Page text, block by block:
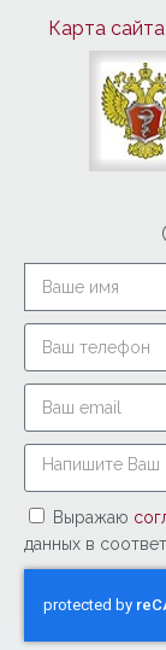
Карта сайта
Выражаю
данных в